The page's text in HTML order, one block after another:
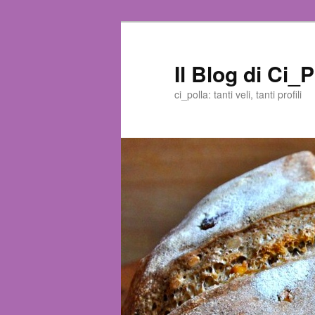
Il Blog di
ci_polla: tanti veli, tanti profili